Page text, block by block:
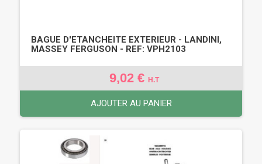
BAGUE D'ETANCHEITE EXTERIEUR - LANDINI,
MASSEY FERGUSON - REF: VPH2103
9,02 € H.T
AJOUTER AU PANIER